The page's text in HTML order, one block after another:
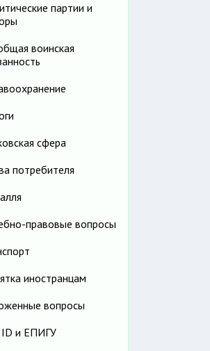
партии и
воинская
сфера
потребителя
правовые вопросы
иностранцам
вопросы
ID и ЕПИГУ